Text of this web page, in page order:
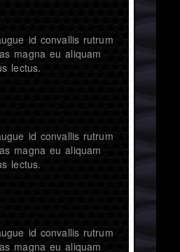
id convallis rutrum
magna eu aliquam
lectus.
id convallis rutrum
magna eu aliquam
lectus.
id convallis rutrum
magna eu aliquam